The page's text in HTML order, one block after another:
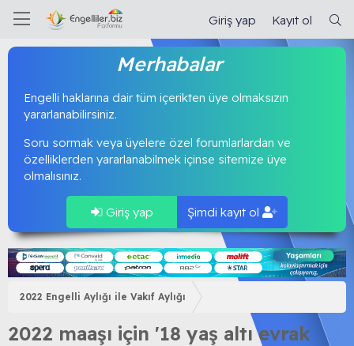
Giriş yap Kayıt ol
Merhabalar
Engelli haklarına dair tüm içerikten üye olmaksızın
yararlanabilirsiniz.
Soru sormak veya üyelere özel forumlarlardan ve
özelliklerden yararlanabilmek içinse sitemize üye
olmalısınız.
Giriş yap Şimdi kayıt ol
2022 Engelli Aylığı ile Vakıf Aylığı
2022 maaşı için '18 yaş altı evrak